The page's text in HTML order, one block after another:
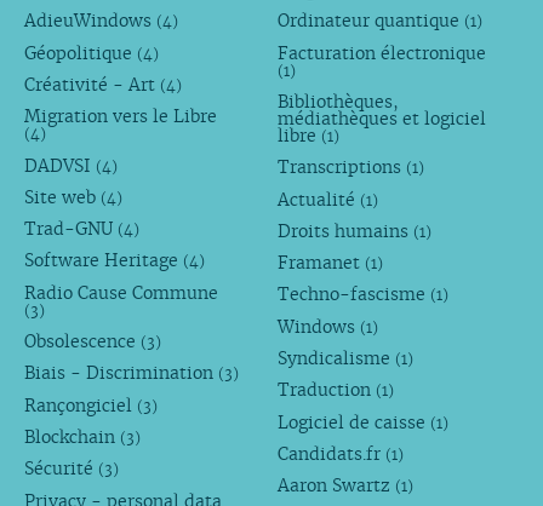
AdieuWindows (4)
Géopolitique (4)
Créativité - Art (4)
Migration vers le Libre
(4)
DADVSI (4)
Site web (4)
Trad-GNU (4)
Software Heritage (4)
Radio Cause Commune
(3)
Obsolescence (3)
Biais - Discrimination (3)
Rançongiciel (3)
Blockchain (3)
Sécurité (3)
Privacy - personal data
Ordinateur quantique (1)
Facturation électronique
(1)
Bibliothèques,
médiathèques et logiciel
libre (1)
Transcriptions (1)
Actualité (1)
Droits humains (1)
Framanet (1)
Techno-fascisme (1)
Windows (1)
Syndicalisme (1)
Traduction (1)
Logiciel de caisse (1)
Candidats.fr (1)
Aaron Swartz (1)